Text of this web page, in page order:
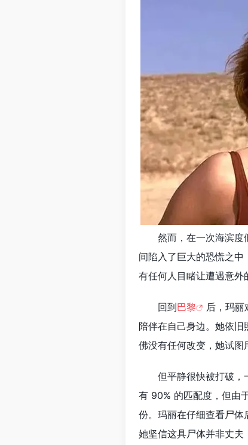
然而，在一次海滨度
间陷入了巨大的恐慌之
有任何人目睹让遭遇意外
回到巴黎
后，玛
陪伴在自己身边。她依
佛没有任何改变，她试图
但平静很快被打破，
有 90% 的匹配度，但由
份。玛丽在仔细查看尸
她坚信这具尸体并非丈夫